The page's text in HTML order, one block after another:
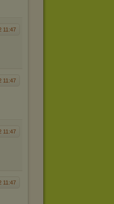
11:47
11:47
11:47
11:47